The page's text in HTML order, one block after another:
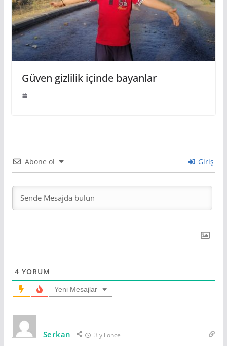
Güven gizlilik içinde bayanlar
Abone ol Giriş
4 YORUM
Yeni Mesajlar
Serkan 3 yıl önce